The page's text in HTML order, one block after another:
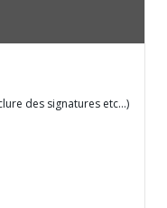
des signatures etc…)